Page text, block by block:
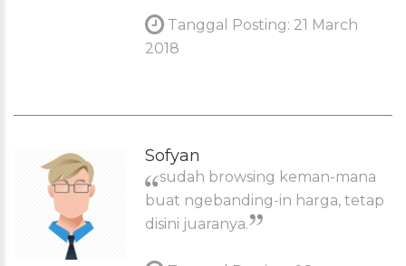
Tanggal Posting: 21 March
2018
Sofyan
sudah browsing keman-mana
buat ngebanding-in harga, tetap
disini juaranya.